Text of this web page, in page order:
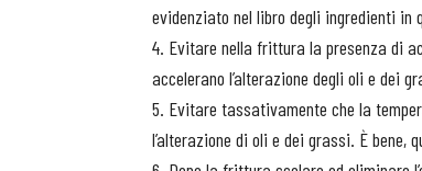
evidenziato nel libro degli ingredienti in
4. Evitare nella frittura la presenza di
accelerano l’alterazione degli oli e dei
5. Evitare tassativamente che la
l’alterazione di oli e dei grassi. È